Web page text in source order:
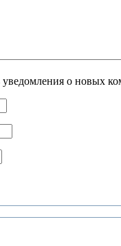
уведомления о новых